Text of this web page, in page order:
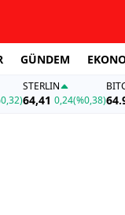
GÜNDEM
STERLIN
64,41 0,24(%0,38)